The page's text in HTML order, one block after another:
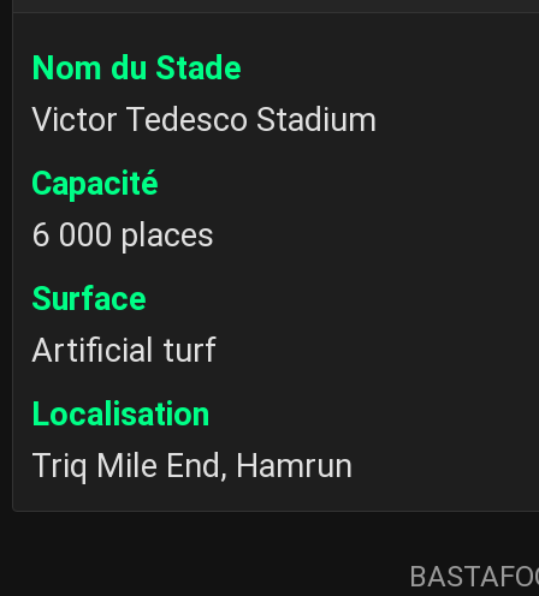
Nom du Stade
Victor Tedesco Stadium
Capacité
6 000 places
Surface
Artificial turf
Localisation
Triq Mile End, Hamrun